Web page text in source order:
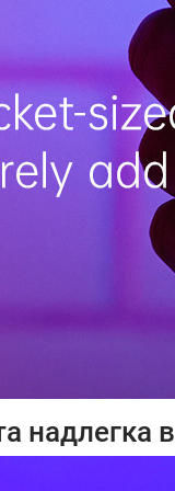
надлегка